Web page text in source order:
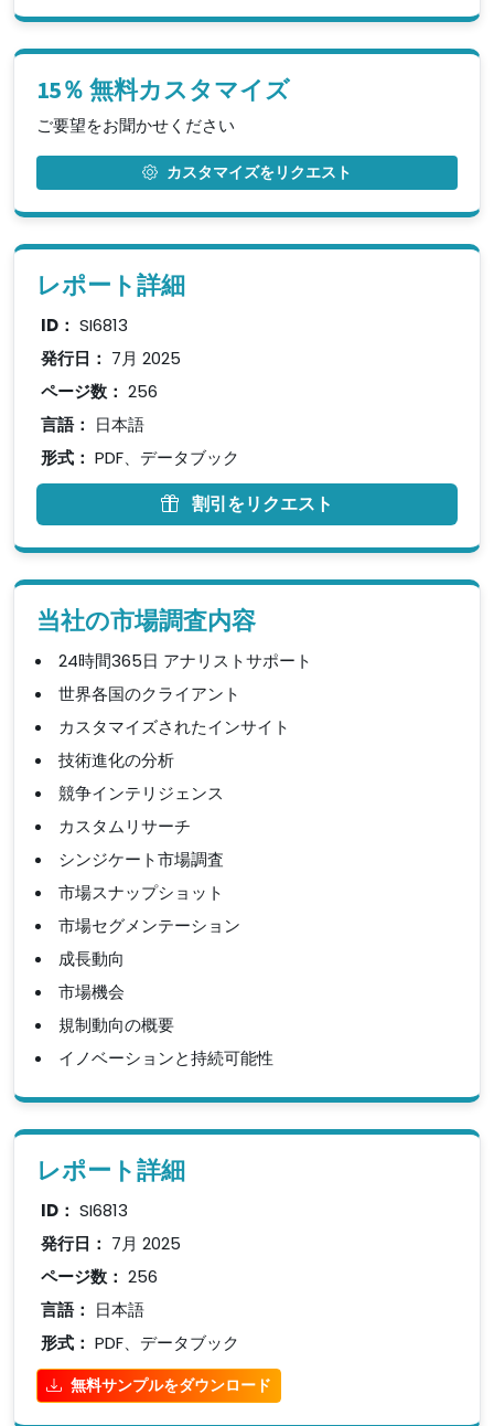
15％ 無料カスタマイズ
ご要望をお聞かせください
カスタマイズをリクエスト
レポート詳細
ID： SI6813
発行日： 7月 2025
ページ数： 256
言語： 日本語
形式： PDF、データブック
割引をリクエスト
当社の市場調査内容
24時間365日 アナリストサポート
世界各国のクライアント
カスタマイズされたインサイト
技術進化の分析
競争インテリジェンス
カスタムリサーチ
シンジケート市場調査
市場スナップショット
市場セグメンテーション
成長動向
市場機会
規制動向の概要
イノベーションと持続可能性
レポート詳細
ID： SI6813
発行日： 7月 2025
ページ数： 256
言語： 日本語
形式： PDF、データブック
無料サンプルをダウンロード